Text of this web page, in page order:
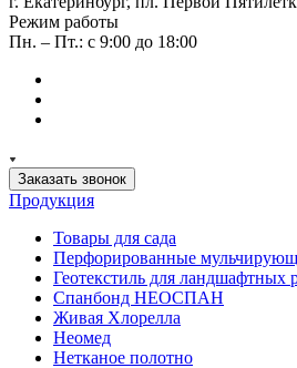
Режим работы
Пн. – Пт.: с 9:00 до 18:00
Заказать звонок
Продукция
Товары для сада
Перфорированные
Геотекстиль для ландшафтных
Спанбонд НЕОСПАН
Живая Хлорелла
Нeомед
Нетканое полотно